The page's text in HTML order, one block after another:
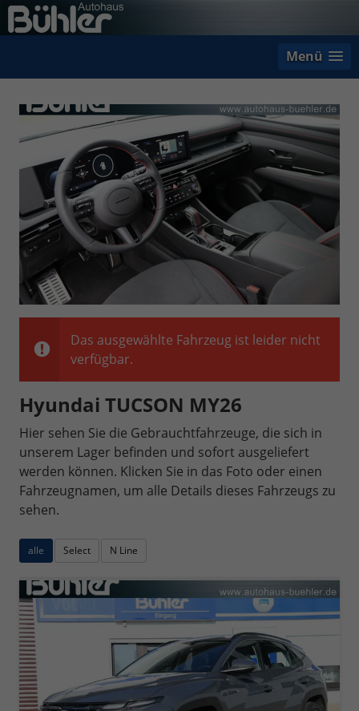
Menü
Das ausgewählte Fahrzeug ist leider nicht
verfügbar.
Hyundai TUCSON MY26
Hier sehen Sie die Gebrauchtfahrzeuge, die sich in
unserem Lager befinden und sofort ausgeliefert
werden können. Klicken Sie in das Foto oder einen
Fahrzeugnamen, um alle Details dieses Fahrzeugs zu
sehen.
alle Select N Line